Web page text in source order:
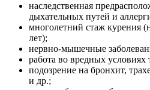
наследственная
дыхательных путей и
многолетний стаж курения
лет);
нервно-мышечные
работа во вредных условиях
подозрение на бронхит,
и др.;